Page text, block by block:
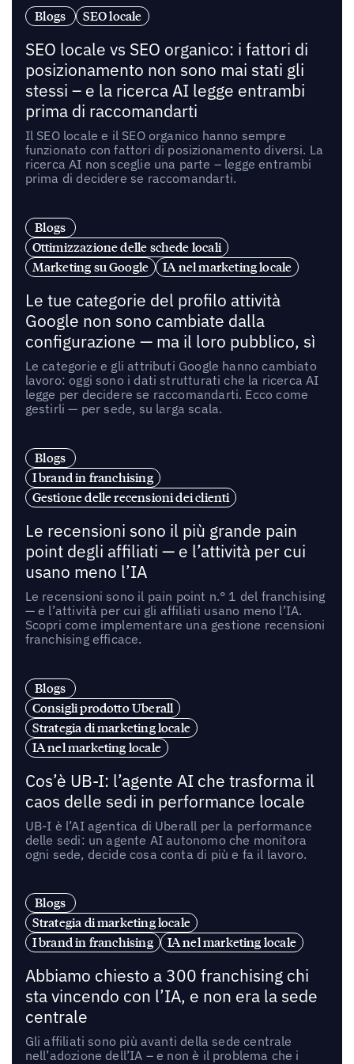
Blogs SEO locale
SEO locale vs SEO organico: i fattori di
posizionamento non sono mai stati gli
stessi – e la ricerca AI legge entrambi
prima di raccomandarti
Il SEO locale e il SEO organico hanno sempre
funzionato con fattori di posizionamento diversi. La
ricerca AI non sceglie una parte – legge entrambi
prima di decidere se raccomandarti.
Blogs
Ottimizzazione delle schede locali
Marketing su Google
IA nel marketing locale
Le tue categorie del profilo attività
Google non sono cambiate dalla
configurazione — ma il loro pubblico, sì
Le categorie e gli attributi Google hanno cambiato
lavoro: oggi sono i dati strutturati che la ricerca AI
legge per decidere se raccomandarti. Ecco come
gestirli — per sede, su larga scala.
Blogs
I brand in franchising
Gestione delle recensioni dei clienti
Le recensioni sono il più grande pain
point degli affiliati — e l’attività per cui
usano meno l’IA
Le recensioni sono il pain point n.° 1 del franchising
— e l’attività per cui gli affiliati usano meno l’IA.
Scopri come implementare una gestione recensioni
franchising efficace.
Blogs
Consigli prodotto Uberall
Strategia di marketing locale
IA nel marketing locale
Cos’è UB-I: l’agente AI che trasforma il
caos delle sedi in performance locale
UB-I è l’AI agentica di Uberall per la performance
delle sedi: un agente AI autonomo che monitora
ogni sede, decide cosa conta di più e fa il lavoro.
Blogs
Strategia di marketing locale
I brand in franchising
IA nel marketing locale
Abbiamo chiesto a 300 franchising chi
sta vincendo con l’IA, e non era la sede
centrale
Gli affiliati sono più avanti della sede centrale
nell’adozione dell’IA – e non è il problema che i